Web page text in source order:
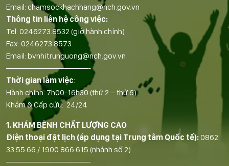
Email: chamsockhachhang@nch.gov.vn
Thông tin liên hệ công việc:
Tel: 0246273 8532 (giờ hành chính)
Fax: 0246273 8573
Email: bvnhitrunguong@nch.gov.vn
——————————-
Thời gian làm việc:
Hành chính: 7h00-16h30 (thứ 2 – thứ 6)
Khám & Cấp cứu: 24/24
1. KHÁM BỆNH CHẤT LƯỢNG CAO
Điện thoại đặt lịch (áp dụng tại Trung tâm Quốc tế):0862
33 55 66 / 1900 866 615 (nhánh số 2)
——————————-